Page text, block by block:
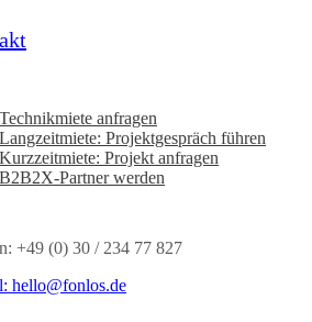
Technikmiete anfragen
Langzeitmiete: Projektgespräch führen
Kurzzeitmiete: Projekt anfragen
B2B2X-Partner werden
+49 (0) 30 / 234 77 827
hello@fonlos.de